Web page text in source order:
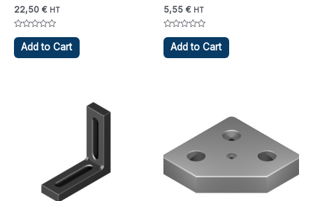
22,50 € HT
Note
0
sur
5
Add to Cart
5,55 € HT
Note
0
sur
5
Add to Cart